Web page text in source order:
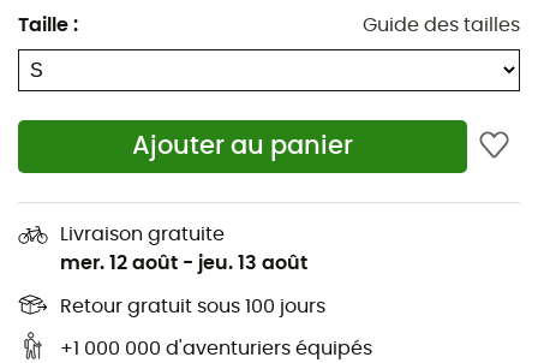
Taille : Guide des tailles
Ajouter au panier
Livraison gratuite
mer. 12 août - jeu. 13 août
Retour gratuit sous 100 jours
+1 000 000 d'aventuriers équipés
Construction légère
Deux poches pour les mains
Ourlet élastique
Isolation : Mimic Platinum Ultracluster : Graphène
synthétiques avec sensation de duvet - 100 %
polyamide recyclé - 10 D - 28 g/m²